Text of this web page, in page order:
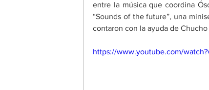
entre la música que coordina
“Sounds of the future”, una
contaron con la ayuda de
https://www.youtube.com/